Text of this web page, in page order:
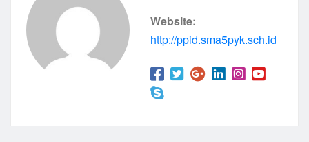
Website:
http://ppid.sma5pyk.sch.id